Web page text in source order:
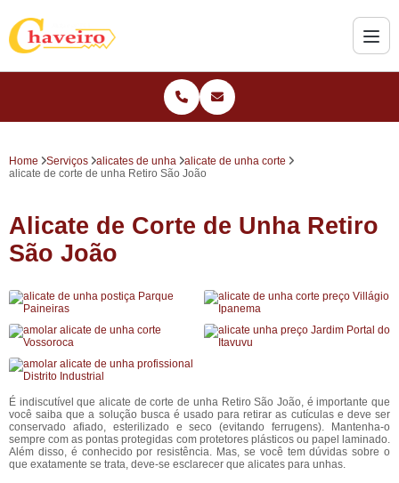
Home Serviços alicates de unha
alicate de unha corte
alicate de corte de unha Retiro São João
Alicate de Corte de Unha Retiro
São João
É indiscutível que alicate de corte de unha Retiro São João, é importante que
você saiba que a solução busca é usado para retirar as cutículas e deve ser
conservado afiado, esterilizado e seco (evitando ferrugens). Mantenha-o
sempre com as pontas protegidas com protetores plásticos ou papel laminado.
Além disso, é conhecido por resistência. Mas, se você tem dúvidas sobre o
que exatamente se trata, deve-se esclarecer que alicates para unhas.